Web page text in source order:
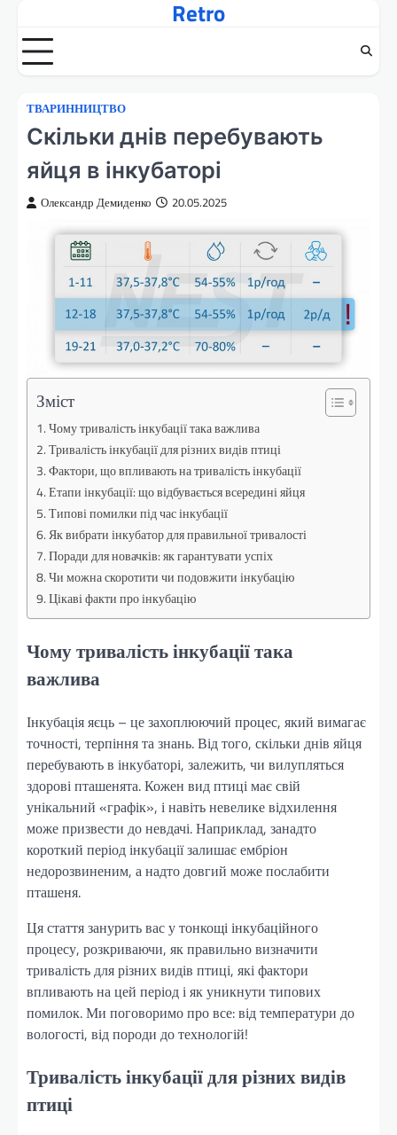
вмісту
Retro
ТВАРИННИЦТВО
Скільки днів перебувають
яйця в інкубаторі
Олександр Демиденко 20.05.2025
Зміст
Чому тривалість інкубації така важлива
Тривалість інкубації для різних видів птиці
Фактори, що впливають на тривалість інкубації
Етапи інкубації: що відбувається всередині яйця
Типові помилки під час інкубації
Як вибрати інкубатор для правильної тривалості
Поради для новачків: як гарантувати успіх
Чи можна скоротити чи подовжити інкубацію
Цікаві факти про інкубацію
Чому тривалість інкубації така
важлива
Інкубація яєць – це захоплюючий процес, який вимагає
точності, терпіння та знань. Від того, скільки днів яйця
перебувають в інкубаторі, залежить, чи вилупляться
здорові пташенята. Кожен вид птиці має свій
унікальний «графік», і навіть невелике відхилення
може призвести до невдачі. Наприклад, занадто
короткий період інкубації залишає ембріон
недорозвиненим, а надто довгий може послабити
пташеня.
Ця стаття занурить вас у тонкощі інкубаційного
процесу, розкриваючи, як правильно визначити
тривалість для різних видів птиці, які фактори
впливають на цей період і як уникнути типових
помилок. Ми поговоримо про все: від температури до
вологості, від породи до технологій!
Тривалість інкубації для різних видів
птиці